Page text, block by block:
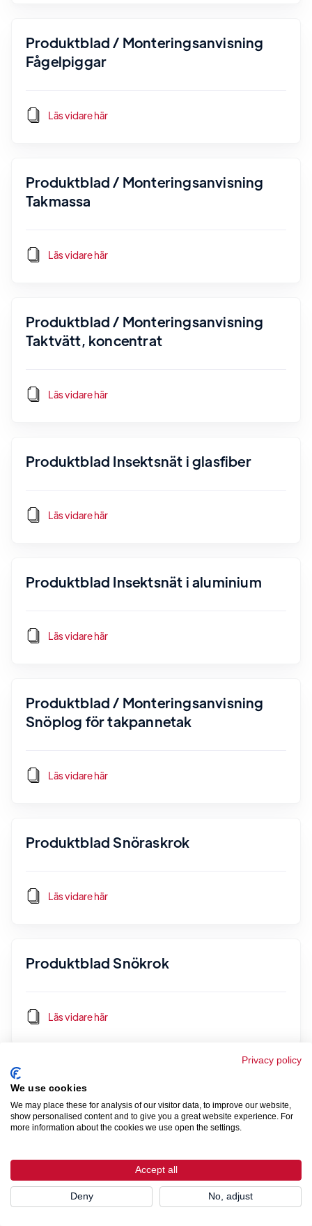
Produktblad / Monteringsanvisning
Fågelpiggar
Läs vidare här
Produktblad / Monteringsanvisning
Takmassa
Läs vidare här
Produktblad / Monteringsanvisning
Taktvätt, koncentrat
Läs vidare här
Produktblad Insektsnät i glasfiber
Läs vidare här
Produktblad Insektsnät i aluminium
Läs vidare här
Produktblad / Monteringsanvisning
Snöplog för takpannetak
Läs vidare här
Produktblad Snöraskrok
Läs vidare här
Produktblad Snökrok
Läs vidare här
Produktblad Glidskydd par för plåttak
Produktblad / Monteringsanvisning
Privacy policy
We use cookies
We may place these for analysis of our visitor data, to improve our website,
show personalised content and to give you a great website experience. For
more information about the cookies we use open the settings.
Accept all
Deny No, adjust